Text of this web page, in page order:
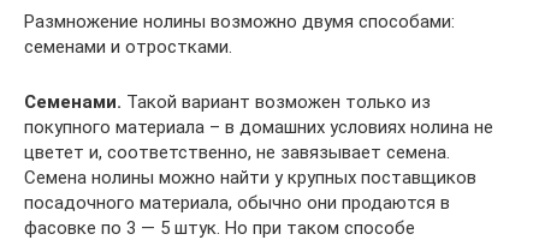
Размножение нолины возможно двумя способами:
семенами и отростками.
Семенами. Такой вариант возможен только из
покупного материала – в домашних условиях нолина не
цветет и, соответственно, не завязывает семена.
Семена нолины можно найти у крупных поставщиков
посадочного материала, обычно они продаются в
фасовке по 3 — 5 штук. Но при таком способе